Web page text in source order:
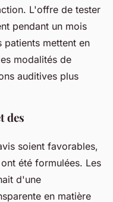
L'offre de tester
pendant un mois
mettent en
modalités de
auditives plus
des
soient favorables,
été formulées. Les
d'une
en matière